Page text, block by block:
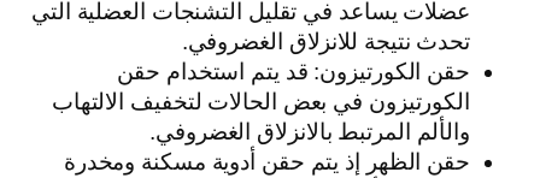
عضلات يساعد في تقليل التشنجات العضلية التي
تحدث نتيجة للانزلاق الغضروفي.
حقن الكورتيزون: قد يتم استخدام حقن
الكورتيزون في بعض الحالات لتخفيف الالتهاب
والألم المرتبط بالانزلاق الغضروفي.
حقن الظهر إذ يتم حقن أدوية مسكنة ومخدرة